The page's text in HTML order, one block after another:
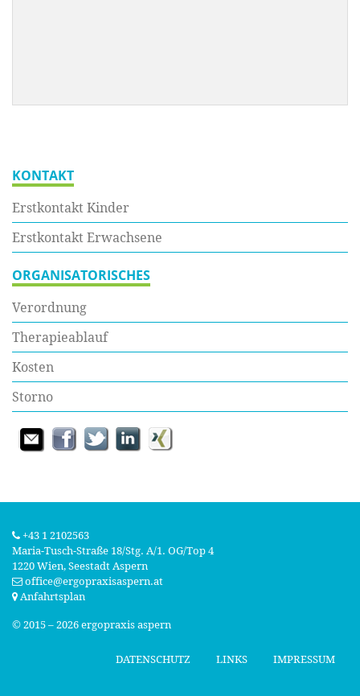
KONTAKT
Erstkontakt Kinder
Erstkontakt Erwachsene
ORGANISATORISCHES
Verordnung
Therapieablauf
Kosten
Storno
+43 1 2102563
Maria‑Tusch‑Straße 18/Stg. A/1. OG/Top 4
1220 Wien, Seestadt Aspern
office@ergopraxisaspern.at
Anfahrtsplan
© 2015 –2026 ergopraxis aspern
DATENSCHUTZ LINKS IMPRESSUM